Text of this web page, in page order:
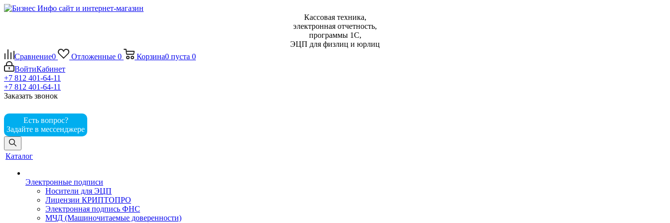
Кассовая техника,
электронная отчетность,
программы 1С,
ЭЦП для физлиц и юрлиц
Сравнение0 Отложенные 0 Корзина0 пуста 0
ВойтиКабинет
+7 812 401-64-11
+7 812 401-64-11
Заказать звонок
Есть вопрос?
Задайте в мессенджере
Каталог
Электронные подписи
Носители для ЭЦП
Лицензии КРИПТОПРО
Электронная подпись ФНС
МЧД (Машиночитаемые доверенности)